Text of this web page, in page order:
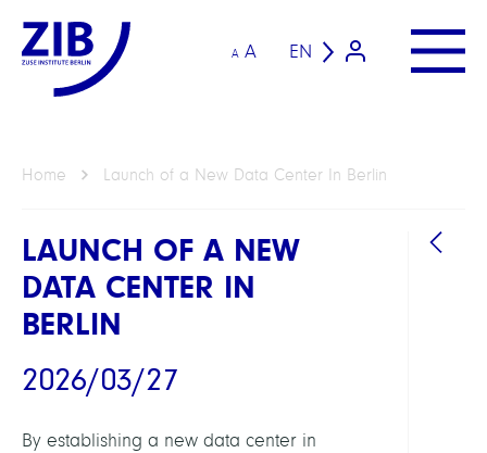
A A EN
Home Launch of a New Data Center In Berlin
LAUNCH OF A NEW
DATA CENTER IN
BERLIN
2026/03/27
By establishing a new data center in